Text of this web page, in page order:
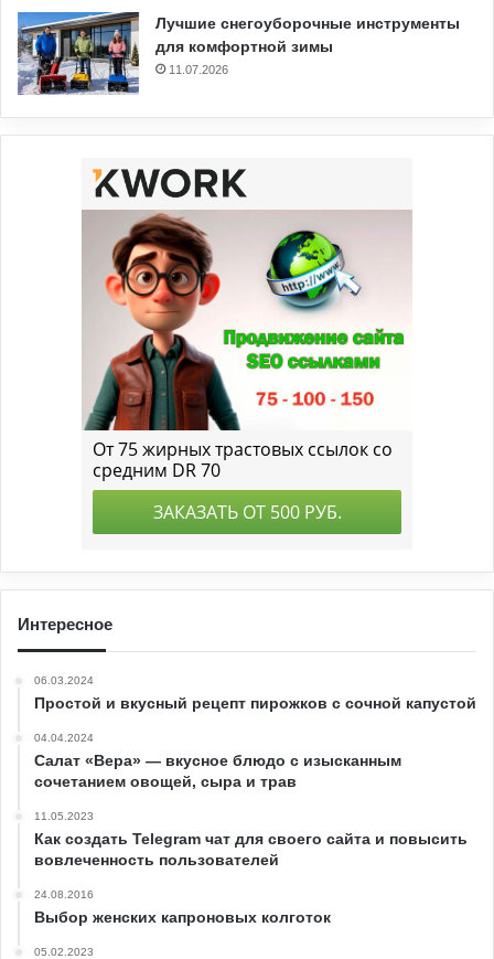
Лучшие снегоуборочные инструменты
для комфортной зимы
11.07.2026
Интересное
06.03.2024
Простой и вкусный рецепт пирожков с сочной капустой
04.04.2024
Салат «Вера» — вкусное блюдо с изысканным
сочетанием овощей, сыра и трав
11.05.2023
Как создать Telegram чат для своего сайта и повысить
вовлеченность пользователей
24.08.2016
Выбор женских капроновых колготок
05.02.2023